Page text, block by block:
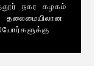
நகர கழகம்
தலைமையிலான